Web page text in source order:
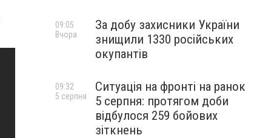
За добу захисники України
знищили 1330 російських
окупантів
09:05
Вчора
Ситуація на фронті на ранок
5 серпня: протягом доби
відбулося 259 бойових
зіткнень
09:32
5 серпня